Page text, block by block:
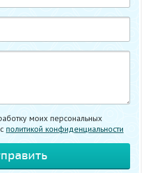
моих персональных
политикой конфиденциальности